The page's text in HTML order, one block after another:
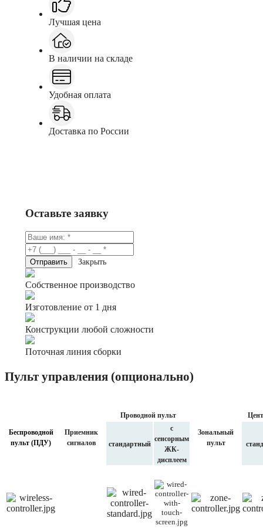
Лучшая цена
В наличии на складе
Удобная оплата
Доставка по России
Оставьте заявку
Закрыть
Собственное производство
Изготовление от 1 дня
Конструкции любой сложности
Поточная линия сборки
Пульт управления (опционально)
Беспроводной
пульт (ПДУ)
Приемник
сигналов
Проводной пульт
Зональный
пульт
стандартный
с
сенсорным
ЖК-
дисплеем